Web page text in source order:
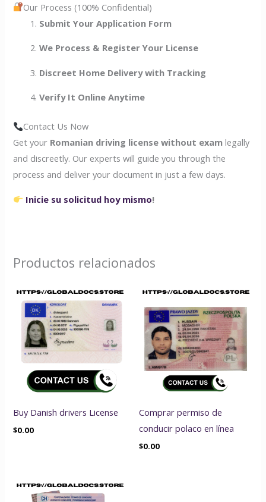
Our Process (100% Confidential)
Submit Your Application Form
We Process & Register Your License
Discreet Home Delivery with Tracking
Verify It Online Anytime
Contact Us Now
Get your Romanian driving license without exam legally
and discreetly. Our experts will guide you through the
process and deliver your document in just a few days.
Inicie su solicitud hoy mismo!
Productos relacionados
Buy Danish drivers License
$0.00
Comprar permiso de
conducir polaco en línea
$0.00